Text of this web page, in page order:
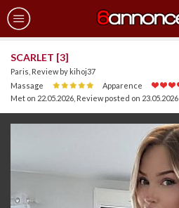
SCARLET [3]
Paris, Review by kihoj37
Massage
Apparence
Met on 22.05.2026 Review posted on 23.05.2026